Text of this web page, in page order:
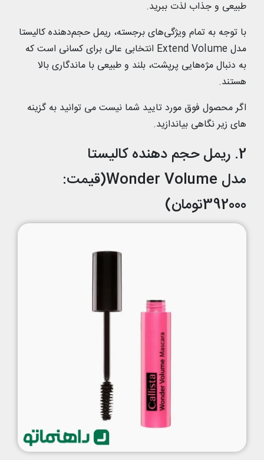
طبیعی و جذاب لذت ببرید.
با توجه به تمام ویژگی‌های برجسته، ریمل حجم‌دهنده کالیستا
مدل Extend Volume انتخابی عالی برای کسانی است که
به دنبال مژه‌هایی پرپشت، بلند و طبیعی با ماندگاری بالا
هستند.
اگر محصول فوق مورد تایید شما نیست می توانید به گزینه
های زیر نگاهی بیاندازید.
2. ریمل حجم دهنده کالیستا
مدل Wonder Volume(قیمت:
392000تومان)